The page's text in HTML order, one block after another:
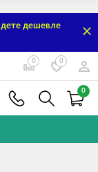
дешевле
0 0
0